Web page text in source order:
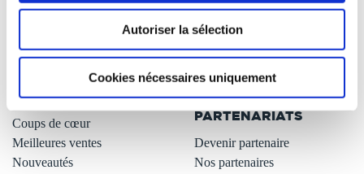
Autoriser la sélection
Cookies nécessaires uniquement
Nos fiches conseils
Nos services aux auteurs
Coups de cœur
Meilleures ventes
Nouveautés
Avantages libraires -30%
Parrainage : partagez 5€
Programme de fidélité
PARTENARIATS
Devenir partenaire
Nos partenaires